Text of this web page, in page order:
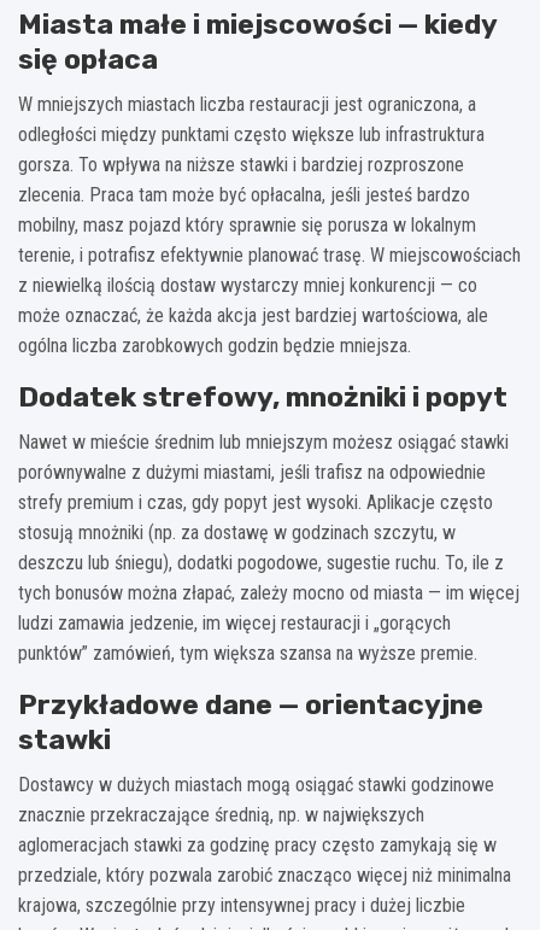
Miasta małe i miejscowości — kiedy
się opłaca
W mniejszych miastach liczba restauracji jest ograniczona, a
odległości między punktami często większe lub infrastruktura
gorsza. To wpływa na niższe stawki i bardziej rozproszone
zlecenia. Praca tam może być opłacalna, jeśli jesteś bardzo
mobilny, masz pojazd który sprawnie się porusza w lokalnym
terenie, i potrafisz efektywnie planować trasę. W miejscowościach
z niewielką ilością dostaw wystarczy mniej konkurencji — co
może oznaczać, że każda akcja jest bardziej wartościowa, ale
ogólna liczba zarobkowych godzin będzie mniejsza.
Dodatek strefowy, mnożniki i popyt
Nawet w mieście średnim lub mniejszym możesz osiągać stawki
porównywalne z dużymi miastami, jeśli trafisz na odpowiednie
strefy premium i czas, gdy popyt jest wysoki. Aplikacje często
stosują mnożniki (np. za dostawę w godzinach szczytu, w
deszczu lub śniegu), dodatki pogodowe, sugestie ruchu. To, ile z
tych bonusów można złapać, zależy mocno od miasta — im więcej
ludzi zamawia jedzenie, im więcej restauracji i „gorących
punktów” zamówień, tym większa szansa na wyższe premie.
Przykładowe dane — orientacyjne
stawki
Dostawcy w dużych miastach mogą osiągać stawki godzinowe
znacznie przekraczające średnią, np. w największych
aglomeracjach stawki za godzinę pracy często zamykają się w
przedziale, który pozwala zarobić znacząco więcej niż minimalna
krajowa, szczególnie przy intensywnej pracy i dużej liczbie